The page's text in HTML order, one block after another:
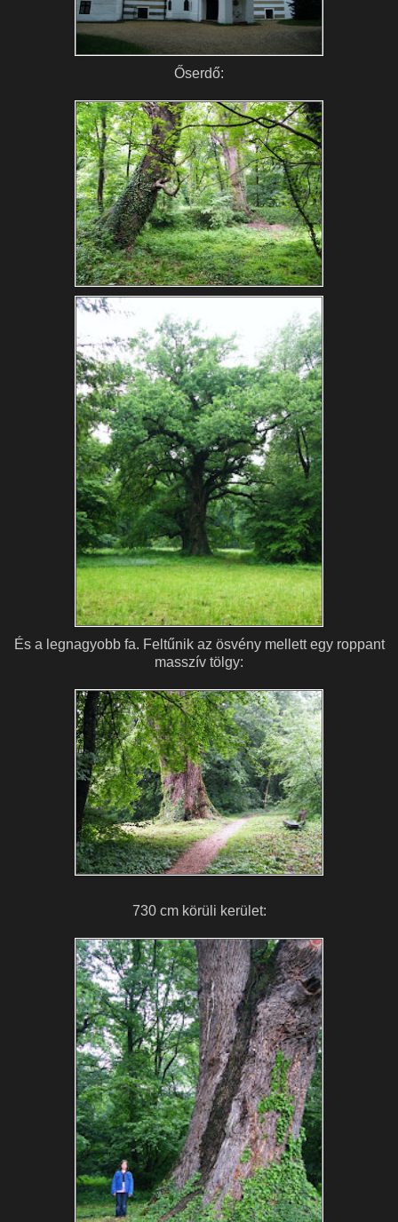
Őserdő:
És a legnagyobb fa. Feltűnik az ösvény mellett egy roppant
masszív tölgy:
730 cm körüli kerület: